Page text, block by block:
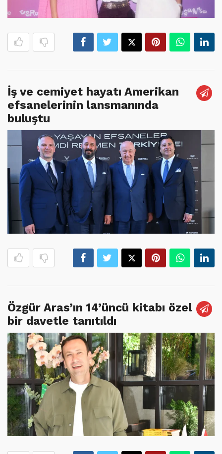
İş ve cemiyet hayatı Amerikan
efsanelerinin lansmanında
buluştu
Özgür Aras’ın 14’üncü kitabı özel
bir davetle tanıtıldı